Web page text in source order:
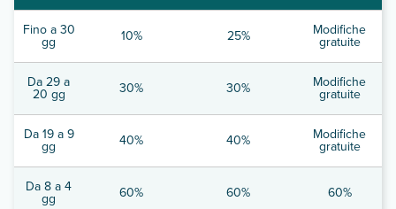
Fino a 30
gg 10% 25% Modifiche
gratuite
Da 29 a
20 gg 30% 30% Modifiche
gratuite
Da 19 a 9
gg 40% 40% Modifiche
gratuite
Da 8 a 4
gg 60% 60% 60%